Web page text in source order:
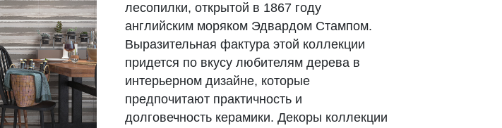
лесопилки, открытой в 1867 году
английским моряком Эдвардом Стампом.
Выразительная фактура этой коллекции
придется по вкусу любителям дерева в
интерьерном дизайне, которые
предпочитают практичность и
долговечность керамики. Декоры коллекции